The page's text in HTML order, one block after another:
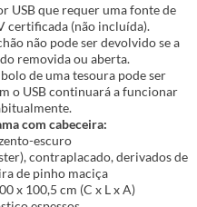
USB que requer uma fonte de
certificada (não incluída).
não pode ser devolvido se a
removida ou aberta.
de uma tesoura pode ser
o USB continuará a funcionar
com cabeceira:
escuro
contraplacado, derivados de
de pinho maciça
x 100,5 cm (C x L x A)